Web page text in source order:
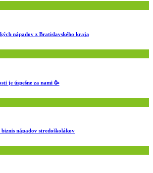
nápadov z Bratislavského kraja
je úspešne za nami 🥳
nápadov stredoškolákov